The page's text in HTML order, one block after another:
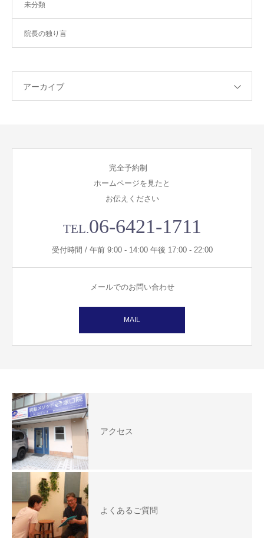
未分類
院長の独り言
アーカイブ
完全予約制
ホームページを見たと
お伝えください
TEL.06-6421-1711
受付時間 / 午前 9:00 - 14:00 午後 17:00 - 22:00
メールでのお問い合わせ
MAIL
アクセス
よくあるご質問